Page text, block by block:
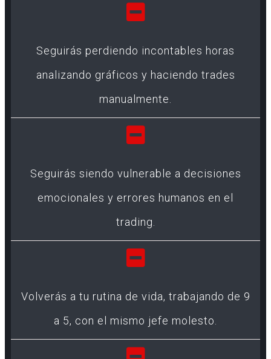
Seguirás perdiendo incontables horas
analizando gráficos y haciendo trades
manualmente.
Seguirás siendo vulnerable a decisiones
emocionales y errores humanos en el
trading.
Volverás a tu rutina de vida, trabajando de 9
a 5, con el mismo jefe molesto.